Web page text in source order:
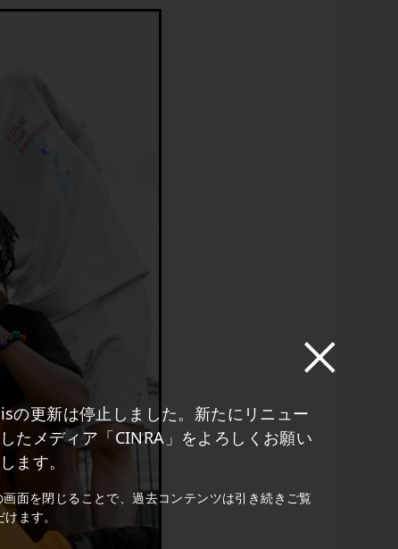
の更新は停止しました。新たにリニュー
たメディア「CINRA」をよろしくお願い
ます。
面を閉じることで、過去コンテンツは引き続きご覧
ます。